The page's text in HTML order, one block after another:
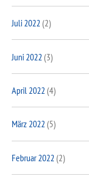
Juli 2022 (2)
Juni 2022 (3)
April 2022 (4)
März 2022 (5)
Februar 2022 (2)